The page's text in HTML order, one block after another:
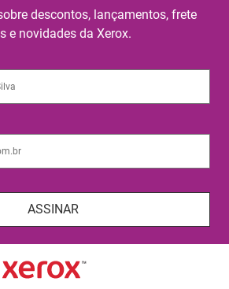
descontos, lançamentos, frete
e novidades da Xerox.
ASSINAR